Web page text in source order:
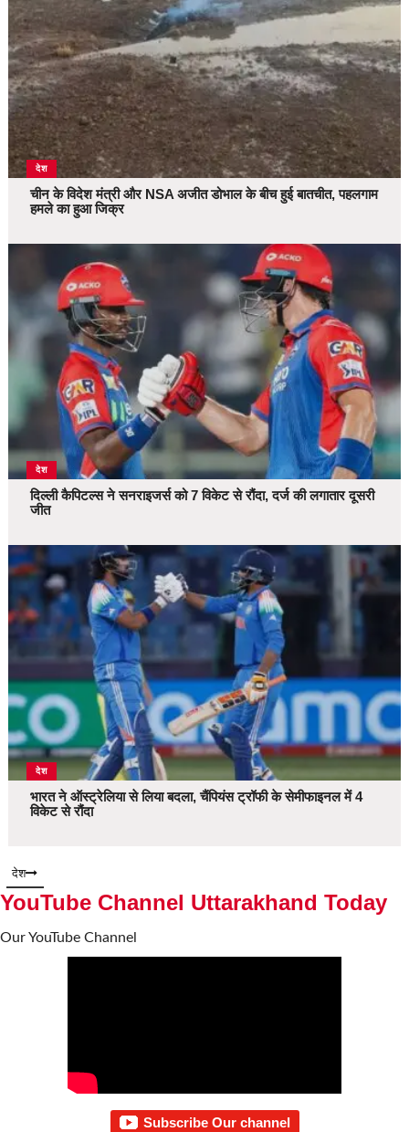
देश
चीन के विदेश मंत्री और NSA अजीत डोभाल के बीच हुई बातचीत, पहलगाम
हमले का हुआ जिक्र
देश
दिल्ली कैपिटल्स ने सनराइजर्स को 7 विकेट से रौंदा, दर्ज की लगातार दूसरी
जीत
देश
भारत ने ऑस्ट्रेलिया से लिया बदला, चैंपियंस ट्रॉफी के सेमीफाइनल में 4
विकेट से रौंदा
देश
YouTube Channel Uttarakhand Today
Our YouTube Channel
Subscribe Our channel